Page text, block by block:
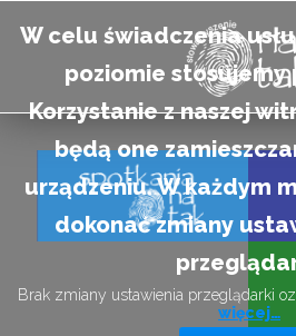
W celu świadczenia
poziomie stosujemy
Korzystanie z naszej
będą one
urządzeniu. W każdym
dokonać zmiany
Brak zmiany ustawienia przeglądarki
więcej…